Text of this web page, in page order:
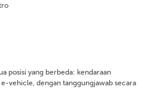
posisi yang berbeda: kendaraan
vehicle, dengan tanggungjawab secara